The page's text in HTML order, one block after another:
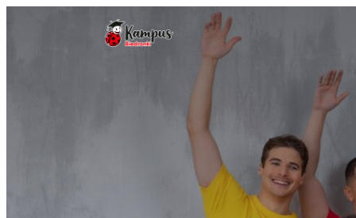
Головний логотип
Biedronka